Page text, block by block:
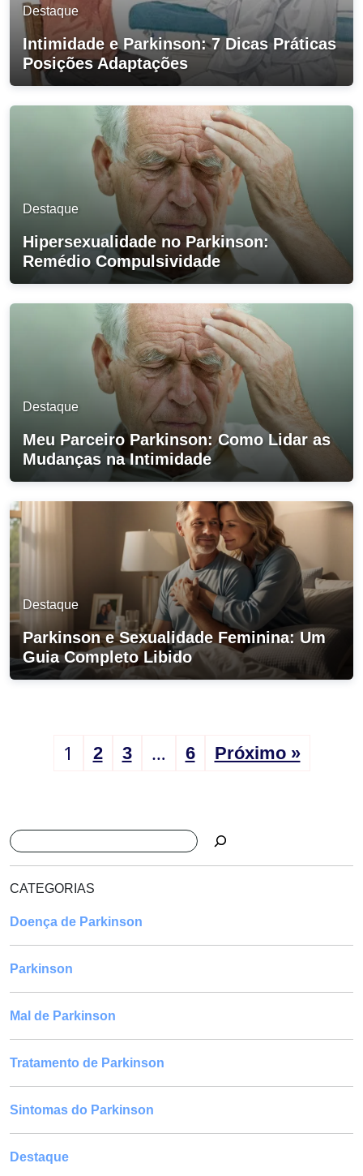
Destaque
Intimidade e Parkinson: 7 Dicas Práticas
Posições Adaptações
Destaque
Hipersexualidade no Parkinson:
Remédio Compulsividade
Destaque
Meu Parceiro Parkinson: Como Lidar as
Mudanças na Intimidade
Destaque
Parkinson e Sexualidade Feminina: Um
Guia Completo Libido
1 2 3 … 6 Próximo »
Pesquisar
CATEGORIAS
Doença de Parkinson
Parkinson
Mal de Parkinson
Tratamento de Parkinson
Sintomas do Parkinson
Destaque